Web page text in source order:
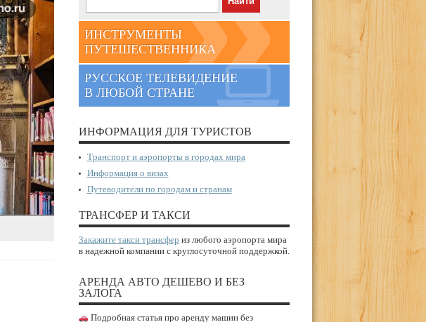
ИНСТРУМЕНТЫ
ПУТЕШЕСТВЕННИКА
РУССКОЕ ТЕЛЕВИДЕНИЕ
В ЛЮБОЙ СТРАНЕ
ИНФОРМАЦИЯ ДЛЯ ТУРИСТОВ
Транспорт и аэропорты в городах мира
Информация о визах
Путеводители по городам и странам
ТРАНСФЕР И ТАКСИ
Закажите такси трансфер из любого аэропорта мира
в надежной компании с круглосуточной поддержкой.
АРЕНДА АВТО ДЕШЕВО И БЕЗ
ЗАЛОГА
Подробная статья про аренду машин без